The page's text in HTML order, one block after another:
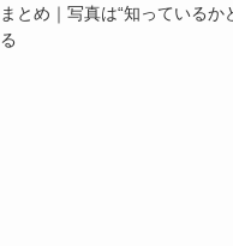
まとめ｜写真は“知っているか
る